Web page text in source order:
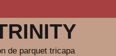
de parquet tricapa